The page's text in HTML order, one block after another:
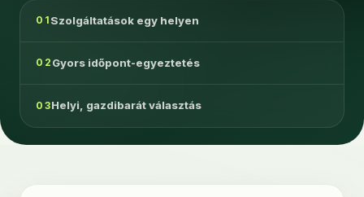
01 Szolgáltatások egy helyen
02 Gyors időpont-egyeztetés
03Helyi, gazdibarát választás